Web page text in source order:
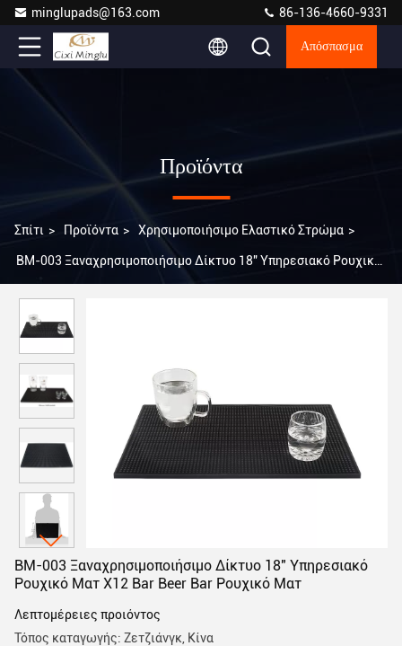
minglupads@163.com 86-136-4660-9331
Απόσπασμα
Προϊόντα
Σπίτι > Προϊόντα > Χρησιμοποιήσιμο Ελαστικό Στρώμα >
BM-003 Ξαναχρησιμοποιήσιμο Δίκτυο 18" Υπηρεσιακό Ρουχικό
BM-003 Ξαναχρησιμοποιήσιμο Δίκτυο 18" Υπηρεσιακό
Ρουχικό Ματ X12 Bar Beer Bar Ρουχικό Ματ
Λεπτομέρειες προιόντος
Τόπος καταγωγής: Ζετζιάνγκ, Κίνα